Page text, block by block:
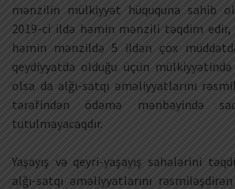
mənzilin mülkiyyət hüququna sahib
2019-ci ildə həmin mənzili təqdim
həmin mənzildə 5 ildən çox
qeydiyyatda olduğu üçün
olsa da alğı-satqı əməliyyatlarını
tərəfindən ödəmə mənbəyində
tutulmayacaqdır.
Yaşayış və qeyri-yaşayış sahələrini
alğı-satqı əməliyyatlarını